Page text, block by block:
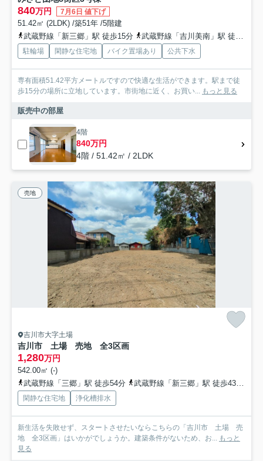
840万円 7月6日 値下げ
51.42㎡ (2LDK) /築51年 /5階建
武蔵野線「新三郷」駅 徒歩15分
武蔵野線「吉川美南」駅 徒歩25分
駐輪場 閑静な住宅地 バイク置場あり 公共下水
専有面積51.42平方メートルですので快適な生活ができます。駅まで徒
歩15分の場所に立地しています。市街地に近く、お買い... もっと見る
販売中の部屋
4階
840万円
4階 / 51.42㎡ / 2LDK
売地
吉川市大字土場
吉川市 土場 売地 全3区画
1,280万円
542.00㎡ (-)
武蔵野線「三郷」駅 徒歩54分
武蔵野線「新三郷」駅 徒歩43分
閑静な住宅地 浄化槽排水
新生活を失敗せず、スタートさせたいならこちらの「吉川市 土場 売
地 全3区画」はいかがでしょうか。建築条件がないため、お... もっと
見る